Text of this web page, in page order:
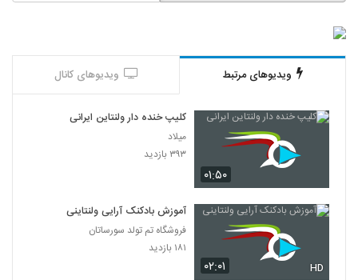
ویدیوهای مرتبط ویدیوهای کانال
۰۱:۵۰
کلیپ خنده دار ولنتاین ایرانی
میلاد
۳۹۳ بازدید
۰۲:۰۱ HD
آموزش بادکنک آرایی ولنتاینی
فروشگاه تم تولد سورساتان
۱۸۱ بازدید